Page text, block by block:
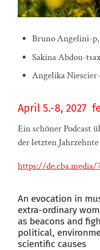
Bruno Angelini-
Sakina Abdou-
Angelika
April 5.-8, 2027
Ein schöner Podcast
der letzten Jahrzehnte
https://de.cba.media/
An evocation in
extra-ordinary
as beacons and
political,
scientific causes